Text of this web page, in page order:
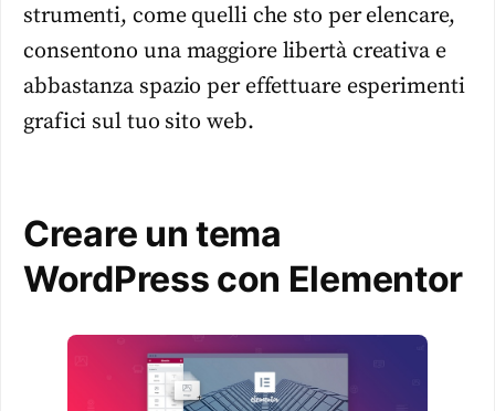
strumenti, come quelli che sto per elencare,
consentono una maggiore libertà creativa e
abbastanza spazio per effettuare esperimenti
grafici sul tuo sito web.
Creare un tema
WordPress con Elementor